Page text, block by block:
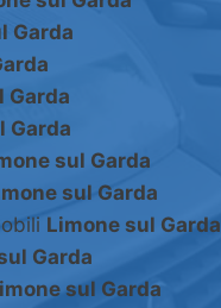
Garda
Garda
Garda
sul Garda
sul Garda
Limone sul Garda
Garda
sul Garda